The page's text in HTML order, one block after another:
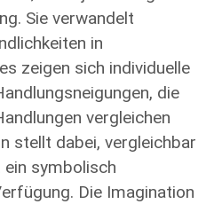
Sie verwandelt
in
zeigen sich individuelle
die
vergleichen
stellt dabei, vergleichbar
symbolisch
Die Imagination